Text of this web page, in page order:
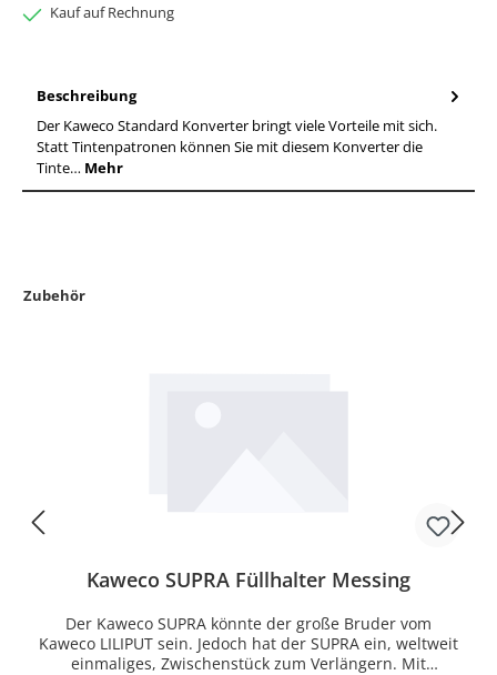
Kauf auf Rechnung
Beschreibung
Der Kaweco Standard Konverter bringt viele Vorteile mit sich.
Statt Tintenpatronen können Sie mit diesem Konverter die
Tinte… Mehr
Zubehör
Kaweco SUPRA Füllhalter Messing
Der Kaweco SUPRA könnte der große Bruder vom
Kaweco LILIPUT sein. Jedoch hat der SUPRA ein, weltweit
einmaliges, Zwischenstück zum Verlängern. Mit